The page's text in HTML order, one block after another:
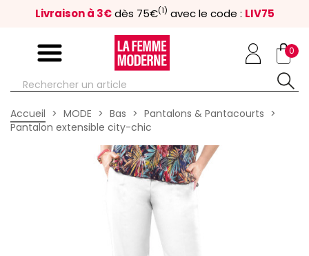
Livraison à 3€ dès 75€(1) avec le code : LIV75
0
Accueil MODE Bas
Pantalons & Pantacourts
Pantalon extensible city-chic